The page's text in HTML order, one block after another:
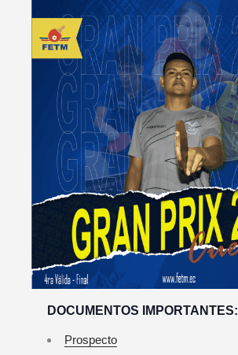
DOCUMENTOS IMPORTANTES:
Prospecto